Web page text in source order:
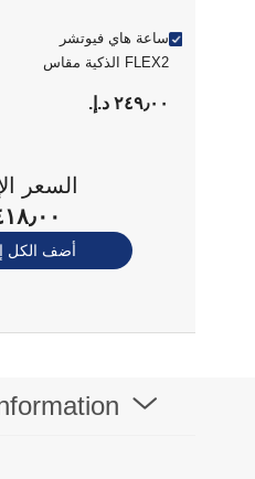
ساعة هاي فيوتشر
FLEX2 الذكية مقاس
مكالمات بلوتوث
٢٤٩٫٠٠ د.إ.‏
السعر
٤١٨٫٠٠
أضف الكل